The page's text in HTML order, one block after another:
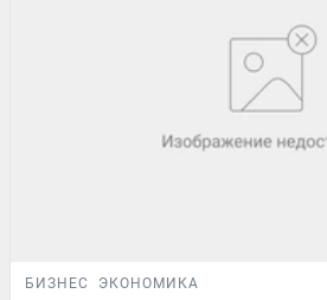
БИЗНЕС ЭКОНОМИКА